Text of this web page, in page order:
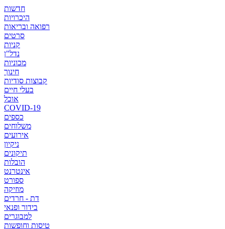
חדשות
היכרויות
רפואה ובריאות
סרטים
קניות
נדל"ן
מכוניות
חינוך
קבוצות סודיות
בעלי חיים
אוכל
COVID-19
כספים
משלוחים
אירועים
ניקיון
תיקונים
הובלות
אינטרנט
ספורט
מוזיקה
דת - חרדים
בידור ופנאי
למבוגרים
טיסות וחופשות